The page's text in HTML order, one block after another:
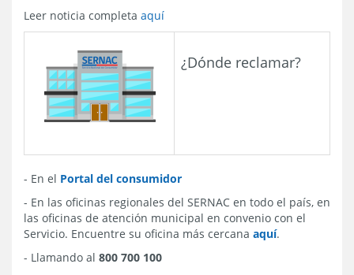
Leer noticia completa aquí
¿Dónde reclamar?
- En el Portal del consumidor
- En las oficinas regionales del SERNAC en todo el país, en
las oficinas de atención municipal en convenio con el
Servicio. Encuentre su oficina más cercana aquí.
- Llamando al 800 700 100